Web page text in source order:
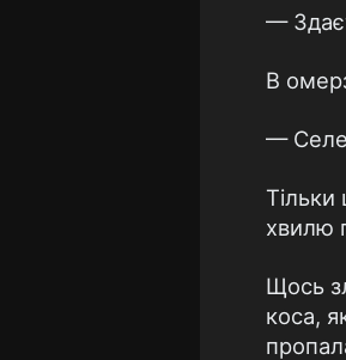
—
В
—
хвилю
Щось
коса,